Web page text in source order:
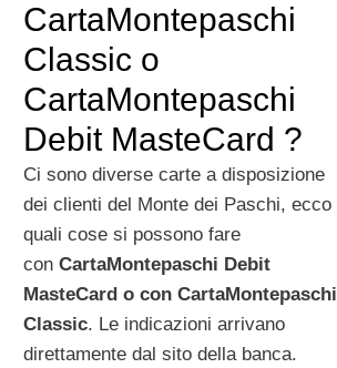
CartaMontepaschi
Classic o
CartaMontepaschi
Debit MasteCard ?
Ci sono diverse carte a disposizione
dei clienti del Monte dei Paschi, ecco
quali cose si possono fare
con CartaMontepaschi Debit
MasteCard o con CartaMontepaschi
Classic. Le indicazioni arrivano
direttamente dal sito della banca.